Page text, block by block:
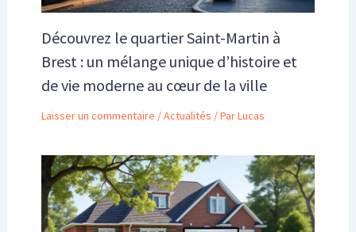
Découvrez le quartier Saint-Martin à
Brest : un mélange unique d’histoire et
de vie moderne au cœur de la ville
Laisser un commentaire /Actualités / ParLucas